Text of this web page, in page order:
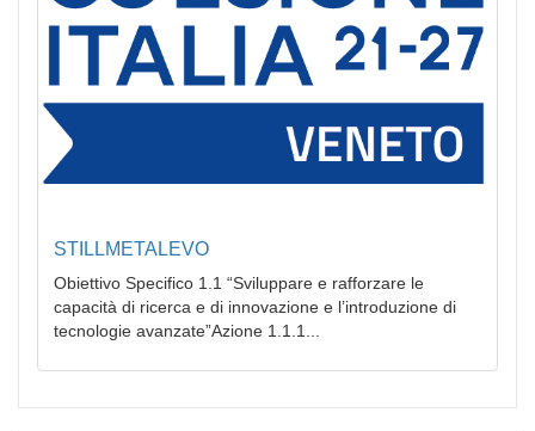
STILLMETALEVO
Obiettivo Specifico 1.1 “Sviluppare e rafforzare le
capacità di ricerca e di innovazione e l’introduzione di
tecnologie avanzate”Azione 1.1.1...